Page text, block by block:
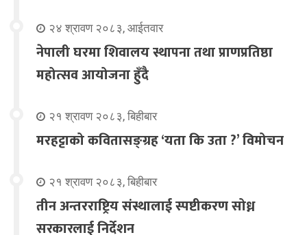
२४ श्रावण २०८३, आईतवार
नेपाली घरमा शिवालय स्थापना तथा प्राणप्रतिष्ठा
महोत्सव आयोजना हुँदै
२१ श्रावण २०८३, बिहीबार
मरहट्टाको कवितासङ्ग्रह ‘यता कि उता ?’ विमोचन
२१ श्रावण २०८३, बिहीबार
तीन अन्तरराष्ट्रिय संस्थालाई स्पष्टीकरण सोध्न
सरकारलाई निर्देशन